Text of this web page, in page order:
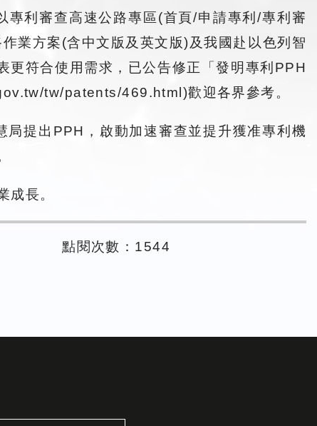
專利審查高速公路專區(首頁/申請專利/專利審
業方案(含中文版及英文版)及我國赴以色列智
符合使用需求，已公告修正「發明專利PPH
tw/patents/469.html)歡迎各界參考。
提出PPH，啟動加速審查並提升獲准專利機
成長。
點閱次數：1544